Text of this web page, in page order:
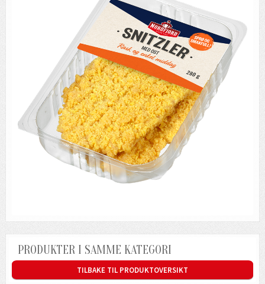
PRODUKTER I SAMME KATEGORI
TILBAKE TIL PRODUKTOVERSIKT